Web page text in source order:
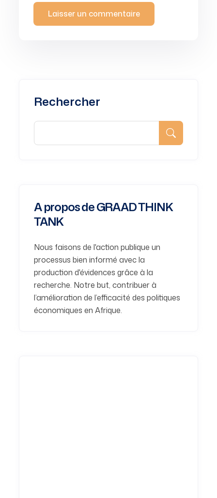
Rechercher
A propos de GRAAD THINK
TANK
Nous faisons de l'action publique un
processus bien informé avec la
production d'évidences grâce à la
recherche. Notre but, contribuer à
l’amélioration de l’efficacité des politiques
économiques en Afrique.